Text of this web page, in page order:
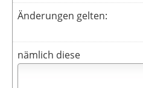
Änderungen gelten:
nämlich diese